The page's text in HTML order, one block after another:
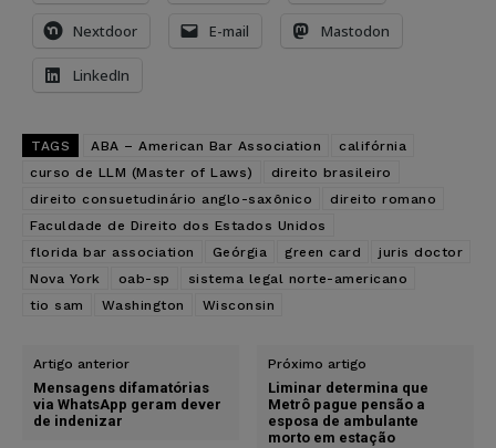
Nextdoor E-mail Mastodon
LinkedIn
TAGS ABA – American Bar Association
califórnia
curso de LLM (Master of Laws)
direito brasileiro
direito consuetudinário anglo-saxônico
direito romano
Faculdade de Direito dos Estados Unidos
florida bar association
Geórgia green card
juris doctor
Nova York
oab-sp
sistema legal norte-americano
tio sam
Washington Wisconsin
Artigo anterior
Mensagens difamatórias
via WhatsApp geram dever
de indenizar
Próximo artigo
Liminar determina que
Metrô pague pensão a
esposa de ambulante
morto em estação